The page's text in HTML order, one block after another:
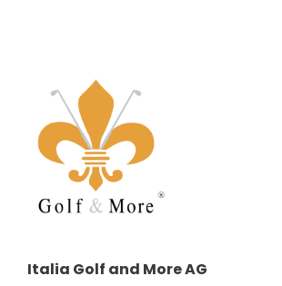
Italia Golf and More AG